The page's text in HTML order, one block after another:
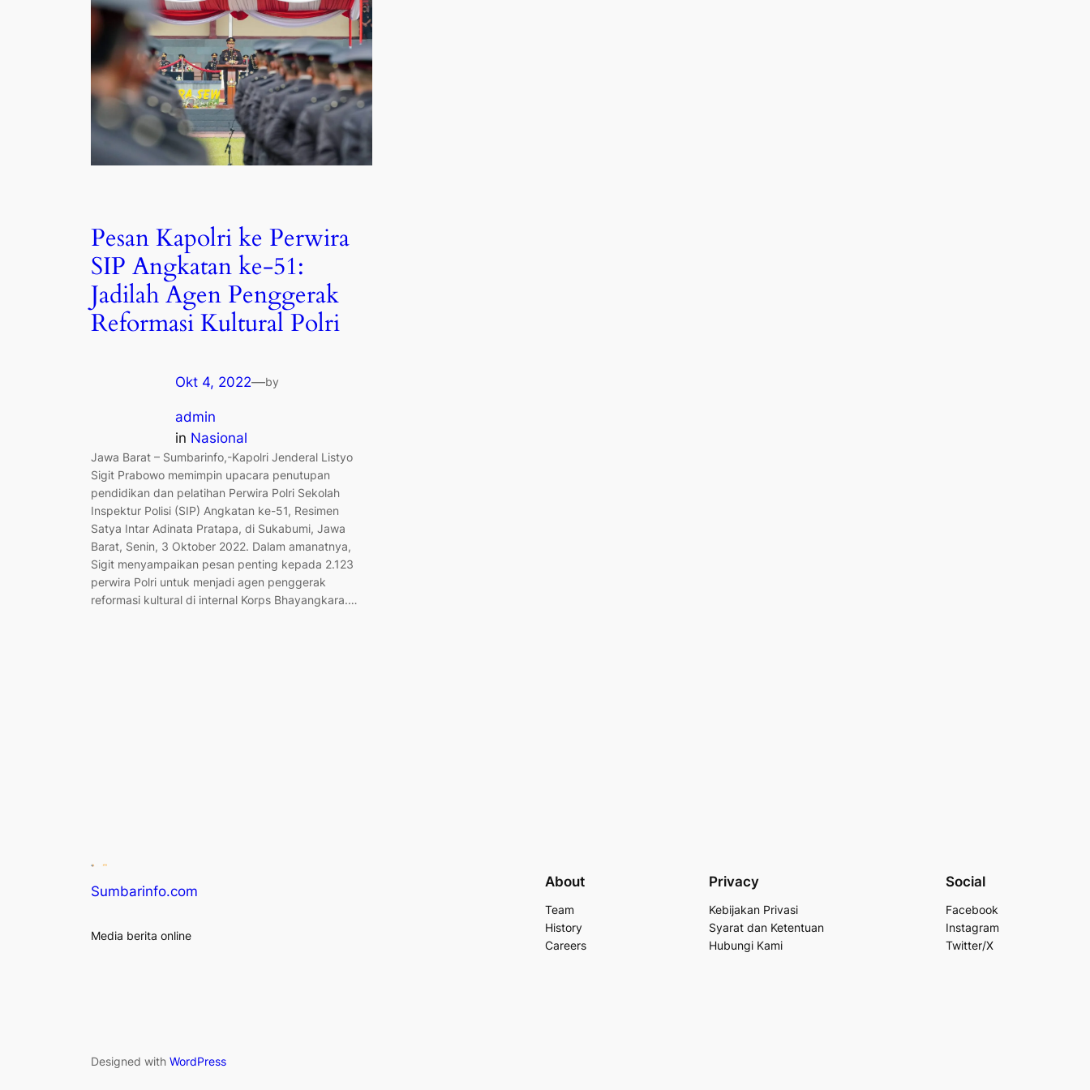
Pesan Kapolri ke Perwira
SIP Angkatan ke-51:
Jadilah Agen Penggerak
Reformasi Kultural Polri
Okt 4, 2022—by
admin
in Nasional
Jawa Barat – Sumbarinfo,-Kapolri Jenderal Listyo
Sigit Prabowo memimpin upacara penutupan
pendidikan dan pelatihan Perwira Polri Sekolah
Inspektur Polisi (SIP) Angkatan ke-51, Resimen
Satya Intar Adinata Pratapa, di Sukabumi, Jawa
Barat, Senin, 3 Oktober 2022. Dalam amanatnya,
Sigit menyampaikan pesan penting kepada 2.123
perwira Polri untuk menjadi agen penggerak
reformasi kultural di internal Korps Bhayangkara.…
Sumbarinfo.com
Media berita online
About
Team
History
Careers
Privacy
Kebijakan Privasi
Syarat dan Ketentuan
Hubungi Kami
Social
Facebook
Instagram
Twitter/X
Designed with WordPress